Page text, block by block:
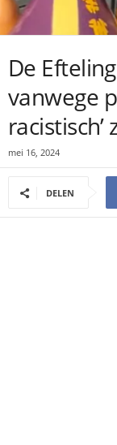
De
vanwege
racistisch’
mei 16, 2024
DELEN